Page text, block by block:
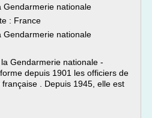
nationale
: France
nationale
Gendarmerie nationale -
depuis 1901 les officiers de
. Depuis 1945, elle est